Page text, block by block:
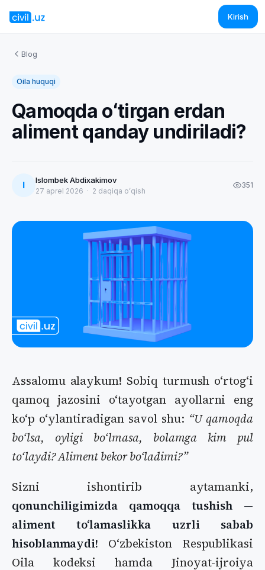
Kirish
Blog
Oila huquqi
Qamoqda oʻtirgan erdan
aliment qanday undiriladi?
I Islombek Abdixakimov
27 aprel 2026 · 2 daqiqa oʻqish
351
Assalomu alaykum! Sobiq turmush oʻrtogʻi
qamoq jazosini oʻtayotgan ayollarni eng
koʻp oʻylantiradigan savol shu: “U qamoqda
boʻlsa, oyligi boʻlmasa, bolamga kim pul
toʻlaydi? Aliment bekor boʻladimi?”
Sizni ishontirib aytamanki,
qonunchiligimizda qamoqqa tushish —
aliment toʻlamaslikka uzrli sabab
hisoblanmaydi! Oʻzbekiston Respublikasi
Oila kodeksi hamda Jinoyat-ijroiya